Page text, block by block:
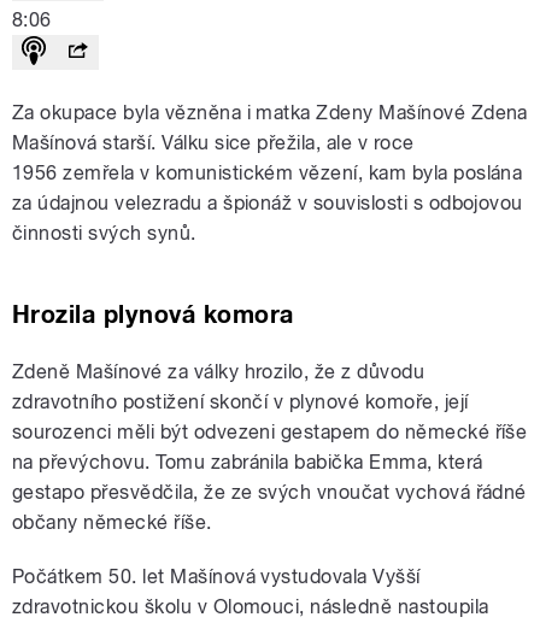
8:06
Za okupace byla vězněna i matka Zdeny Mašínové Zdena
Mašínová starší. Válku sice přežila, ale v roce
1956 zemřela v komunistickém vězení, kam byla poslána
za údajnou velezradu a špionáž v souvislosti s odbojovou
činnosti svých synů.
Hrozila plynová komora
Zdeně Mašínové za války hrozilo, že z důvodu
zdravotního postižení skončí v plynové komoře, její
sourozenci měli být odvezeni gestapem do německé říše
na převýchovu. Tomu zabránila babička Emma, která
gestapo přesvědčila, že ze svých vnoučat vychová řádné
občany německé říše.
Počátkem 50. let Mašínová vystudovala Vyšší
zdravotnickou školu v Olomouci, následně nastoupila